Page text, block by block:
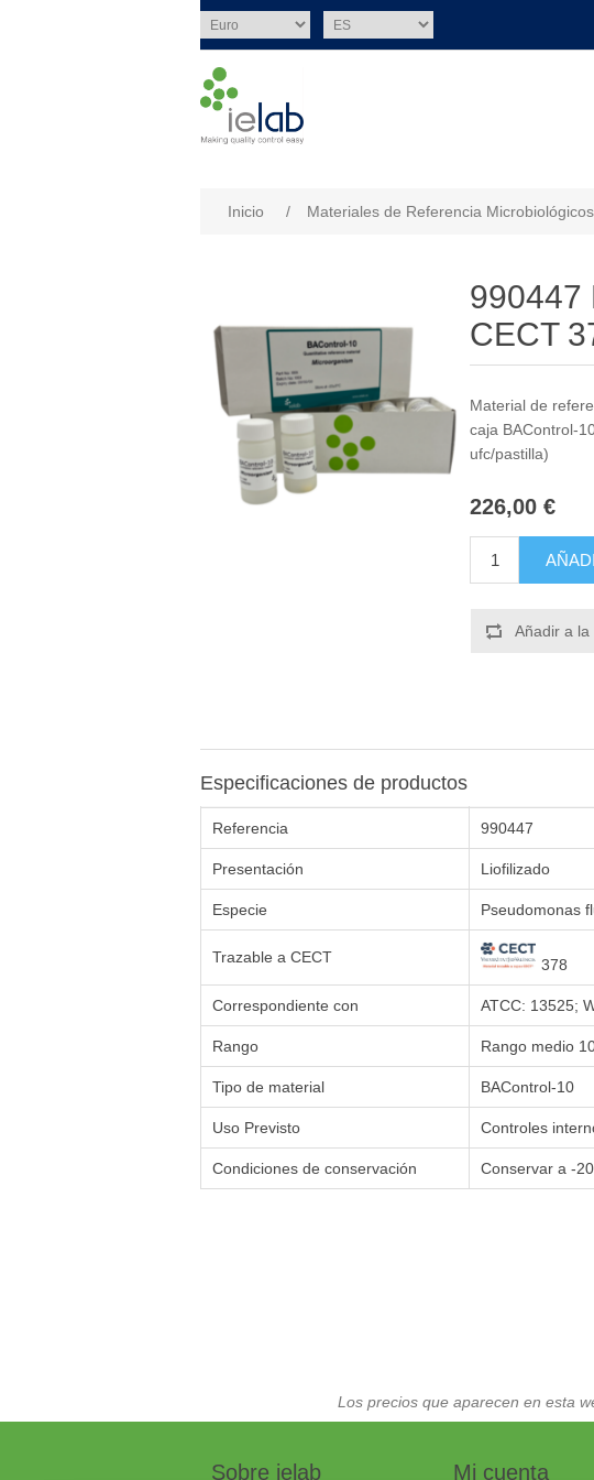
Inicio / Materiales de Referencia Microbiológicos
990447
CECT
Material de
caja BAControl-
ufc/pastilla)
226,00 €
Añadir a la
Especificaciones de productos
Referencia 990447
Presentación Liofilizado
Especie Pseudomonas
Trazable a CECT 378
Correspondiente con ATCC: 13525;
Rango Rango medio
Tipo de material BAControl-10
Uso Previsto Controles
Condiciones de conservación Conservar a -
Los precios que aparecen en esta
Sobre ielab Mi cuenta